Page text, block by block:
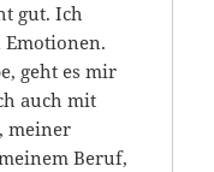
gut. Ich
geht es mir
auch mit
meiner
Beruf,